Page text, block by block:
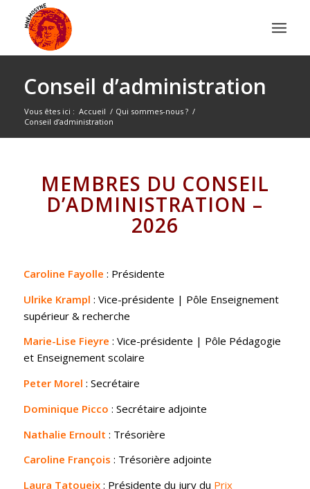
Conseil d’administration
Vous êtes ici : Accueil / Qui sommes-nous ? /
Conseil d’administration
MEMBRES DU CONSEIL
D’ADMINISTRATION –
2026
Caroline Fayolle : Présidente
Ulrike Krampl : Vice-présidente | Pôle Enseignement
supérieur & recherche
Marie-Lise Fieyre : Vice-présidente | Pôle Pédagogie
et Enseignement scolaire
Peter Morel : Secrétaire
Dominique Picco : Secrétaire adjointe
Nathalie Ernoult : Trésorière
Caroline François : Trésorière adjointe
Laura Tatoueix: Présidente du jury du Prix